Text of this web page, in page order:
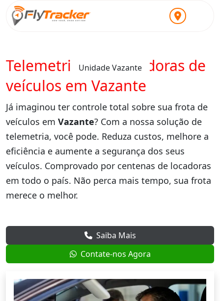
Unidade Vazante
Telemetria para locadoras de
veículos em Vazante
Já imaginou ter controle total sobre sua frota de
veículos em Vazante? Com a nossa solução de
telemetria, você pode. Reduza custos, melhore a
eficiência e aumente a segurança dos seus
veículos. Comprovado por centenas de locadoras
em todo o país. Não perca mais tempo, sua frota
merece o melhor.
Saiba Mais
Contate-nos Agora